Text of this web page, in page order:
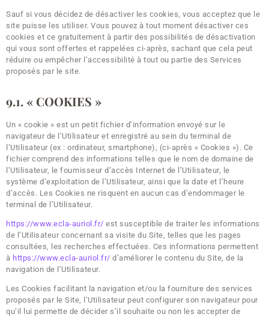
Sauf si vous décidez de désactiver les cookies, vous acceptez que le
site puisse les utiliser. Vous pouvez à tout moment désactiver ces
cookies et ce gratuitement à partir des possibilités de désactivation
qui vous sont offertes et rappelées ci-après, sachant que cela peut
réduire ou empêcher l’accessibilité à tout ou partie des Services
proposés par le site.
9.1. « COOKIES »
Un « cookie » est un petit fichier d’information envoyé sur le
navigateur de l’Utilisateur et enregistré au sein du terminal de
l’Utilisateur (ex : ordinateur, smartphone), (ci-après « Cookies »). Ce
fichier comprend des informations telles que le nom de domaine de
l’Utilisateur, le fournisseur d’accès Internet de l’Utilisateur, le
système d’exploitation de l’Utilisateur, ainsi que la date et l’heure
d’accès. Les Cookies ne risquent en aucun cas d’endommager le
terminal de l’Utilisateur.
https://www.ecla-auriol.fr/ est susceptible de traiter les informations
de l’Utilisateur concernant sa visite du Site, telles que les pages
consultées, les recherches effectuées. Ces informations permettent
à https://www.ecla-auriol.fr/ d’améliorer le contenu du Site, de la
navigation de l’Utilisateur.
Les Cookies facilitant la navigation et/ou la fourniture des services
proposés par le Site, l’Utilisateur peut configurer son navigateur pour
qu’il lui permette de décider s’il souhaite ou non les accepter de